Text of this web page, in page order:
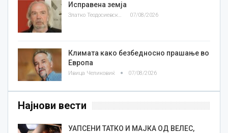
Исправена земја
Златко Теодосиевски 07/08/2026
Климата како безбедносно прашање во
Европа
Ивица Челиковиќ 07/08/2026
Најнови вести
УАПСЕНИ ТАТКО И МАЈКА ОД ВЕЛЕС,